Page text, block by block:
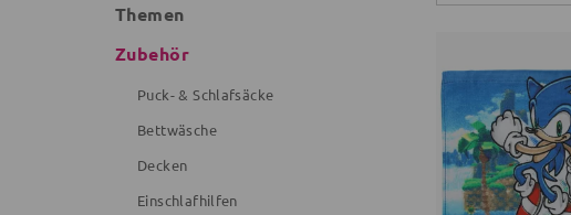
Themen
Zubehör
Puck- & Schlafsäcke
Bettwäsche
Decken
Einschlafhilfen